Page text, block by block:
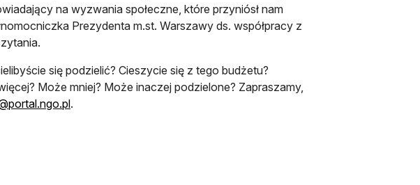
na wyzwania społeczne, które przyniósł nam
Prezydenta m.st. Warszawy ds. współpracy z
się podzielić? Cieszycie się z tego budżetu?
Może mniej? Może inaczej podzielone? Zapraszamy,
.